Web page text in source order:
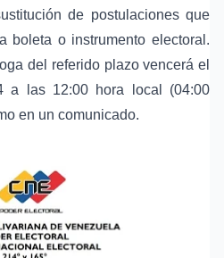
de postulaciones que
boleta o instrumento electoral.
del referido plazo vencerá el
a las 12:00 hora local (04:00
en un comunicado.